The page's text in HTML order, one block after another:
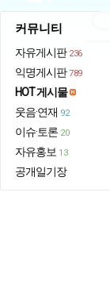
커뮤니티
자유게시판 236
익명게시판 789
HOT 게시물
웃음·연재 92
이슈·토론 20
자유홍보 13
공개일기장